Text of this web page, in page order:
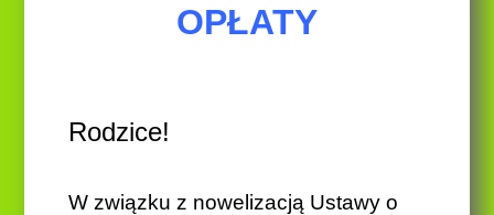
OPŁATY
Rodzice!
W związku z nowelizacją Ustawy o